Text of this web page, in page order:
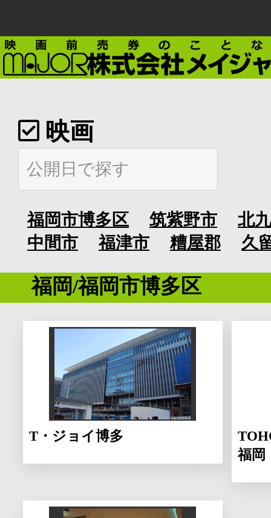
映画
福岡市博多区 筑紫野市
北
中間市
福津市 糟屋郡 久
福岡/福岡市博多区
T・ジョイ博多
福岡